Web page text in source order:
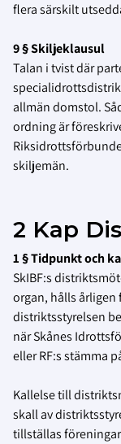
flera särskilt
9 § Skiljeklausul
Talan i tvist där
allmän domstol.
ordning är
skiljemän.
2 Kap
1 § Tidpunkt och
SkIBF:s
organ, hålls årligen
distriktsstyrelsen
närSkånes
eller RF:s stämma
Kallelse till
skall av
tillställas